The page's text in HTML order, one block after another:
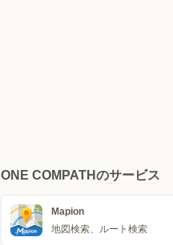
ONE COMPATHのサービス
Mapion
地図検索、ルート検索